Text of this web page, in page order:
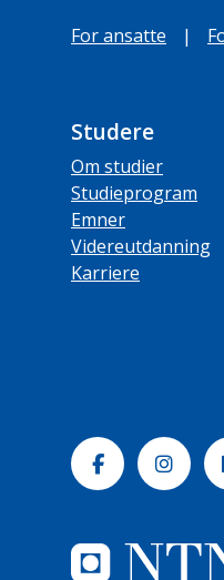
For ansatte |
Studere
Om studier
Studieprogram
Emner
Videreutdanning
Karriere
Facebook